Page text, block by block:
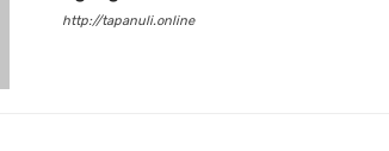
http://tapanuli.online